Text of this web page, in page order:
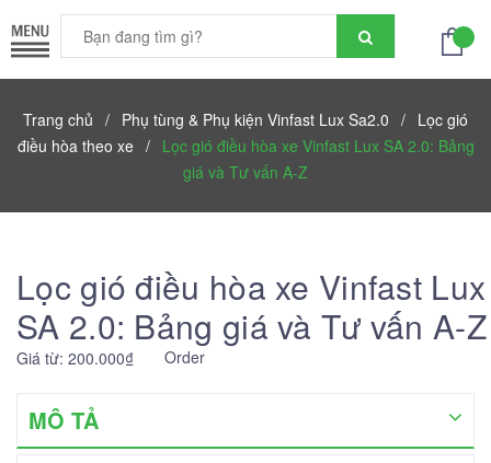
Trang chủ / Phụ tùng & Phụ kiện Vinfast Lux Sa2.0 / Lọc gió
điều hòa theo xe / Lọc gió điều hòa xe Vinfast Lux SA 2.0: Bảng
giá và Tư vấn A-Z
Lọc gió điều hòa xe Vinfast Lux
SA 2.0: Bảng giá và Tư vấn A-Z
Giá từ: 200.000₫ Order
MÔ TẢ